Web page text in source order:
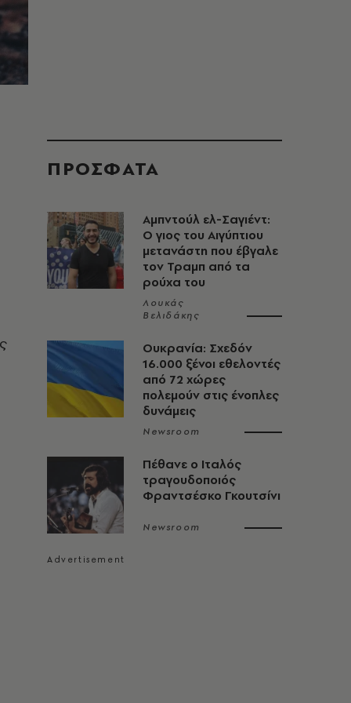
ΠΡΟΣΦΑΤΑ
Αμπντούλ ελ-Σαγιέντ:
Ο γιος του Αιγύπτιου
μετανάστη που έβγαλε
τον Τραμπ από τα
ρούχα του
Λουκάς
Βελιδάκης
Ουκρανία: Σχεδόν
16.000 ξένοι εθελοντές
από 72 χώρες
πολεμούν στις ένοπλες
δυνάμεις
Newsroom
Πέθανε ο Ιταλός
τραγουδοποιός
Φραντσέσκο Γκουτσίνι
Newsroom